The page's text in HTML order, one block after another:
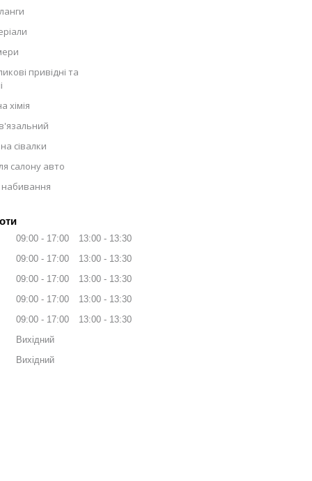
привідні та
хімія
сівалки
салону авто
09:00 17:00 13:00
13:30
09:00 17:00 13:00
13:30
09:00 17:00 13:00
13:30
09:00 17:00 13:00
13:30
09:00 17:00 13:00
13:30
Вихідний
Вихідний